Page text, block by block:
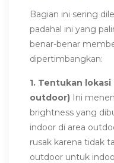
Bagian ini sering
padahal ini yang
benar-benar
dipertimbangkan:
1. Tentukan
outdoor) Ini
brightness yang
indoor di area
rusak karena tidak
outdoor untuk